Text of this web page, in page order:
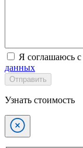
Я соглашаюсь с
данных
Отправить
Узнать стоимость